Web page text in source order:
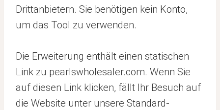
Drittanbietern. Sie benötigen kein Konto,
um das Tool zu verwenden.
Die Erweiterung enthält einen statischen
Link zu pearlswholesaler.com. Wenn Sie
auf diesen Link klicken, fällt Ihr Besuch auf
die Website unter unsere Standard-